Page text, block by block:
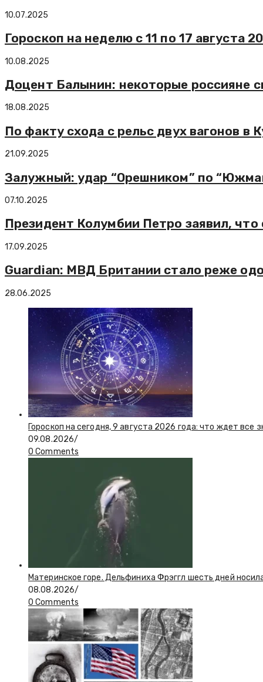
10.07.2025
Гороскоп на неделю с 11 по 17 августа
10.08.2025
Доцент Балынин: некоторые россияне
18.08.2025
По факту схода с рельс двух вагонов в
21.09.2025
Залужный: удар “Орешником” по
07.10.2025
Президент Колумбии Петро заявил,
17.09.2025
Guardian: МВД Британии стало реже
28.06.2025
Гороскоп на сегодня, 9 августа 2026 года: что ждет все
09.08.2026/
0 Comments
Материнское горе. Дельфиниха Фрэггл шесть дней
08.08.2026/
0 Comments